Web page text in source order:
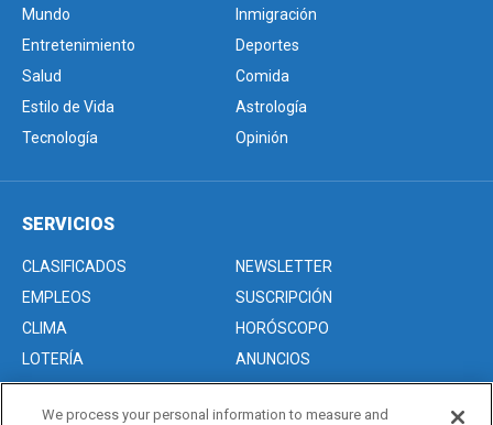
Mundo
Inmigración
Entretenimiento
Deportes
Salud
Comida
Estilo de Vida
Astrología
Tecnología
Opinión
SERVICIOS
CLASIFICADOS
NEWSLETTER
EMPLEOS
SUSCRIPCIÓN
CLIMA
HORÓSCOPO
LOTERÍA
ANUNCIOS
We process your personal information to measure and